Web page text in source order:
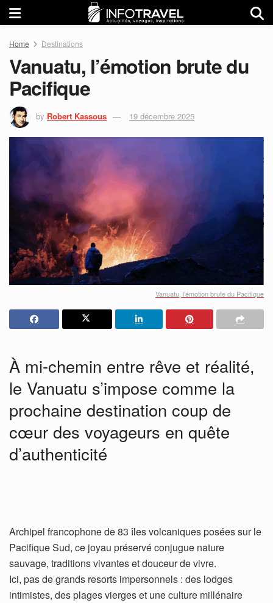
Home Destinations
Vanuatu, l’émotion brute du
Pacifique
by Robert Kassous 19 décembre 2025
Vanuatu, l’émotion brute du Pacifique
À mi-chemin entre rêve et réalité,
le Vanuatu s’impose comme la
prochaine destination coup de
cœur des voyageurs en quête
d’authenticité
Archipel francophone de 83 îles volcaniques posées sur le
Pacifique Sud, ce joyau préservé conjugue nature
sauvage, traditions vivantes et douceur de vivre.
Ici, pas de grands resorts impersonnels : des lodges
intimistes, des plages vierges et une culture millénaire